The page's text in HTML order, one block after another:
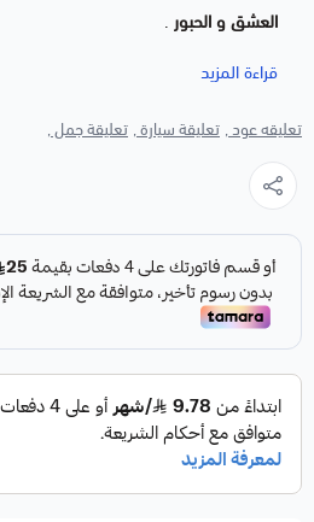
العشق و الحبور .
تعليقة عود نوع موروكي
1 تعليقة شكل جمل
2 كتابة الاسم او الحروف حسب الطلب.
3 نمزج الهدايا بالاسم مع رئحة العود الفاخره.
قراءة المزيد
تعليقه عود , تعليقة سيارة , تعليقة جمل ,